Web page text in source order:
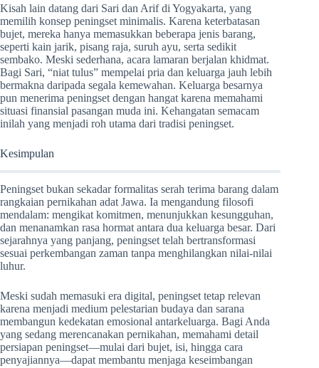
Kisah lain datang dari Sari dan Arif di Yogyakarta, yang
memilih konsep peningset minimalis. Karena keterbatasan
bujet, mereka hanya memasukkan beberapa jenis barang,
seperti kain jarik, pisang raja, suruh ayu, serta sedikit
sembako. Meski sederhana, acara lamaran berjalan khidmat.
Bagi Sari, “niat tulus” mempelai pria dan keluarga jauh lebih
bermakna daripada segala kemewahan. Keluarga besarnya
pun menerima peningset dengan hangat karena memahami
situasi finansial pasangan muda ini. Kehangatan semacam
inilah yang menjadi roh utama dari tradisi peningset.
Kesimpulan
Peningset bukan sekadar formalitas serah terima barang dalam
rangkaian pernikahan adat Jawa. Ia mengandung filosofi
mendalam: mengikat komitmen, menunjukkan kesungguhan,
dan menanamkan rasa hormat antara dua keluarga besar. Dari
sejarahnya yang panjang, peningset telah bertransformasi
sesuai perkembangan zaman tanpa menghilangkan nilai-nilai
luhur.
Meski sudah memasuki era digital, peningset tetap relevan
karena menjadi medium pelestarian budaya dan sarana
membangun kedekatan emosional antarkeluarga. Bagi Anda
yang sedang merencanakan pernikahan, memahami detail
persiapan peningset—mulai dari bujet, isi, hingga cara
penyajiannya—dapat membantu menjaga keseimbangan